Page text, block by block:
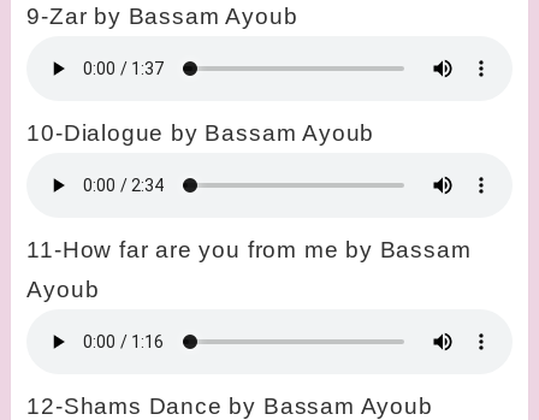
9-Zar by Bassam Ayoub
10-Dialogue by Bassam Ayoub
11-How far are you from me by Bassam
Ayoub
12-Shams Dance by Bassam Ayoub